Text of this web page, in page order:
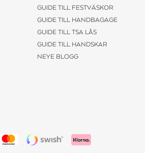
GUIDE TILL FESTVÄSKOR
GUIDE TILL HANDBAGAGE
GUIDE TILL TSA LÅS
GUIDE TILL HANDSKAR
NEYE BLOGG